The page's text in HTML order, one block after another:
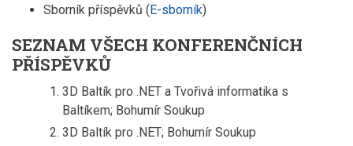
Sborník příspěvků (E-sborník)
SEZNAM VŠECH KONFERENČNÍCH
PŘÍSPĚVKŮ
3D Baltík pro .NET a Tvořivá informatika s
Baltíkem; Bohumír Soukup
3D Baltík pro .NET; Bohumír Soukup